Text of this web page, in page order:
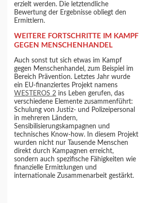
erzielt werden. Die letztendliche
Bewertung der Ergebnisse obliegt den
Ermittlern.
WEITERE FORTSCHRITTE IM KAMPF
GEGEN MENSCHENHANDEL
Auch sonst tut sich etwas im Kampf
gegen Menschenhandel, zum Beispiel im
Bereich Prävention. Letztes Jahr wurde
ein EU-finanziertes Projekt namens
WESTEROS 2 ins Leben gerufen, das
verschiedene Elemente zusammenführt:
Schulung von Justiz- und Polizeipersonal
in mehreren Ländern,
Sensibilisierungskampagnen und
technisches Know-how. In diesem Projekt
wurden nicht nur Tausende Menschen
direkt durch Kampagnen erreicht,
sondern auch spezifische Fähigkeiten wie
finanzielle Ermittlungen und
internationale Zusammenarbeit gestärkt.